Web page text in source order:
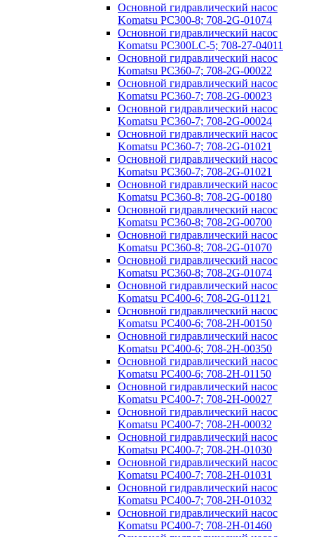
Основной гидравлический насос
Komatsu PC300-8; 708-2G-01074
Основной гидравлический насос
Komatsu PC300LC-5; 708-27-04011
Основной гидравлический насос
Komatsu PC360-7; 708-2G-00022
Основной гидравлический насос
Komatsu PC360-7; 708-2G-00023
Основной гидравлический насос
Komatsu PC360-7; 708-2G-00024
Основной гидравлический насос
Komatsu PC360-7; 708-2G-01021
Основной гидравлический насос
Komatsu PC360-7; 708-2G-01021
Основной гидравлический насос
Komatsu PC360-8; 708-2G-00180
Основной гидравлический насос
Komatsu PC360-8; 708-2G-00700
Основной гидравлический насос
Komatsu PC360-8; 708-2G-01070
Основной гидравлический насос
Komatsu PC360-8; 708-2G-01074
Основной гидравлический насос
Komatsu PC400-6; 708-2G-01121
Основной гидравлический насос
Komatsu PC400-6; 708-2H-00150
Основной гидравлический насос
Komatsu PC400-6; 708-2H-00350
Основной гидравлический насос
Komatsu PC400-6; 708-2H-01150
Основной гидравлический насос
Komatsu PC400-7; 708-2H-00027
Основной гидравлический насос
Komatsu PC400-7; 708-2H-00032
Основной гидравлический насос
Komatsu PC400-7; 708-2H-01030
Основной гидравлический насос
Komatsu PC400-7; 708-2H-01031
Основной гидравлический насос
Komatsu PC400-7; 708-2H-01032
Основной гидравлический насос
Komatsu PC400-7; 708-2H-01460